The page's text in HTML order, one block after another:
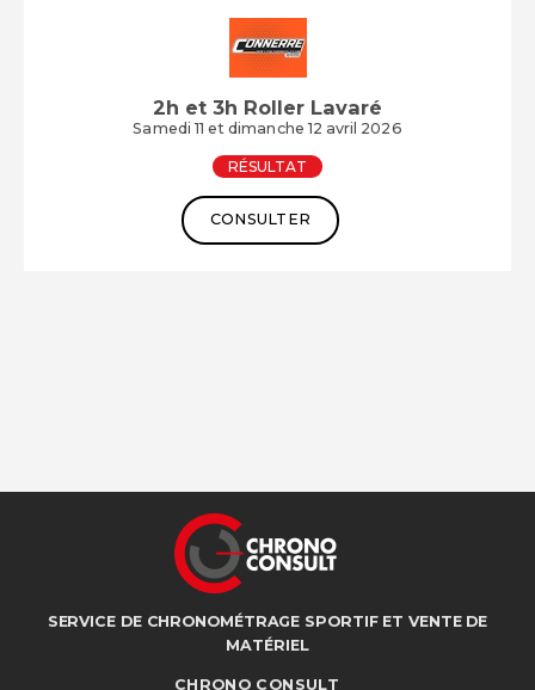
2h et 3h Roller Lavaré
Samedi 11 et dimanche 12 avril 2026
RÉSULTAT
CONSULTER
SERVICE DE CHRONOMÉTRAGE SPORTIF ET VENTE DE
MATÉRIEL
CHRONO CONSULT